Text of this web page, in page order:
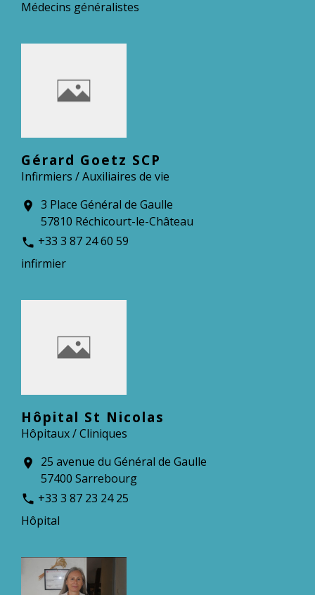
Médecins généralistes
Gérard Goetz SCP
Infirmiers / Auxiliaires de vie
location_on 3 Place Général de Gaulle
57810 Réchicourt-le-Château
phone +33 3 87 24 60 59
infirmier
Hôpital St Nicolas
Hôpitaux / Cliniques
location_on
25 avenue du Général de Gaulle
57400 Sarrebourg
phone +33 3 87 23 24 25
Hôpital